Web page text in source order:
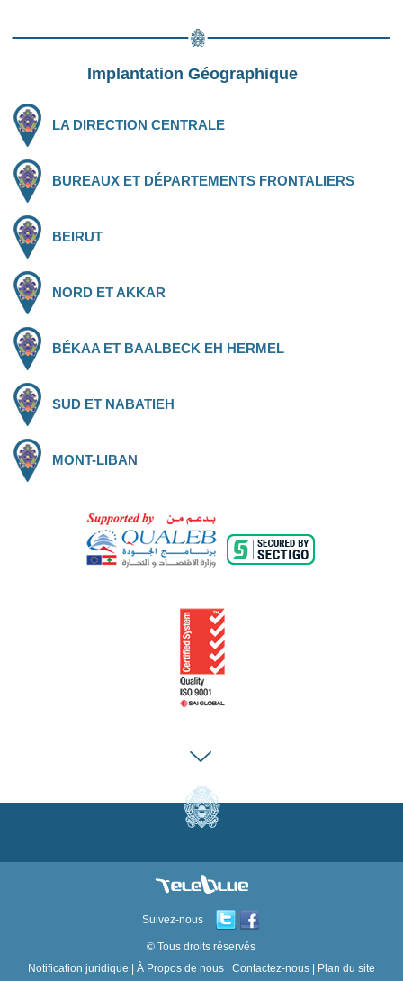
Implantation Géographique
LA DIRECTION CENTRALE
BUREAUX ET DÉPARTEMENTS FRONTALIERS
BEIRUT
NORD ET AKKAR
BÉKAA ET BAALBECK EH HERMEL
SUD ET NABATIEH
MONT-LIBAN
Suivez-nous
© Tous droits réservés
Notification juridique
À Propos de nous| Contactez-nous| Plan du site